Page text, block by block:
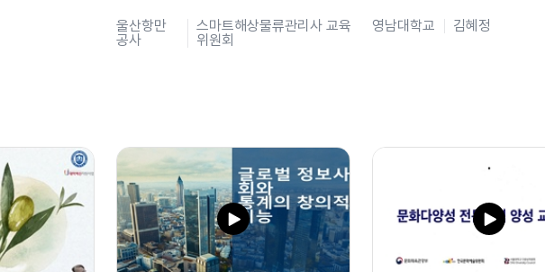
울산항만
공사
스마트해상물류관리사 교육
위원회
영남대학교 김혜정